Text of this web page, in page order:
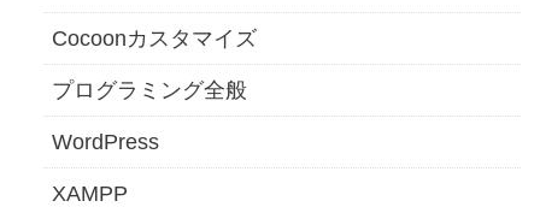
Cocoonカスタマイズ
プログラミング全般
WordPress
XAMPP